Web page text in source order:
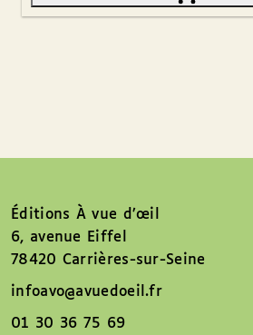
Éditions À vue d’œil
6, avenue Eiffel
78420 Carrières-sur-Seine
infoavo@avuedoeil.fr
01 30 36 75 69